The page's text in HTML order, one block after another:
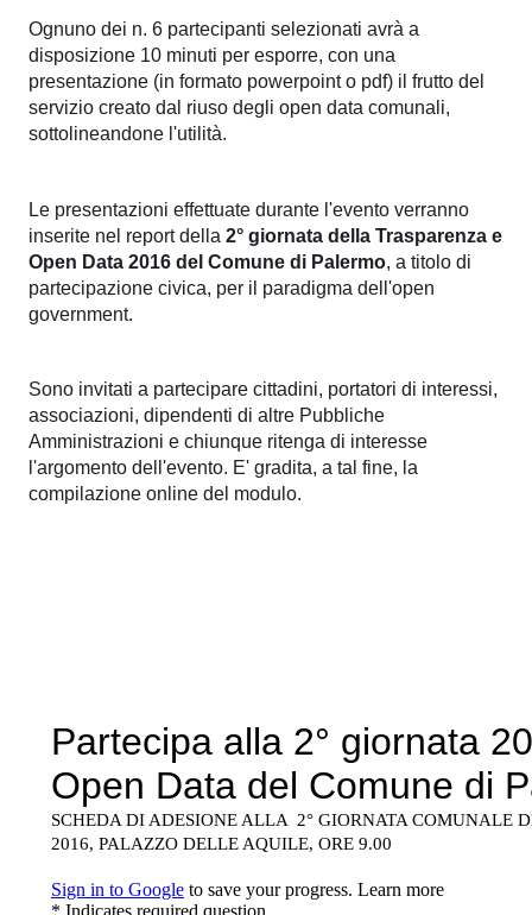
Ognuno dei n. 6 partecipanti selezionati avrà a
disposizione 10 minuti per esporre, con una
presentazione (in formato powerpoint o pdf) il frutto del
servizio creato dal riuso degli open data comunali,
sottolineandone l'utilità.
Le presentazioni effettuate durante l'evento verranno
inserite nel report della 2° giornata della Trasparenza e
Open Data 2016 del Comune di Palermo, a titolo di
partecipazione civica, per il paradigma dell'open
government.
Sono invitati a partecipare cittadini, portatori di interessi,
associazioni, dipendenti di altre Pubbliche
Amministrazioni e chiunque ritenga di interesse
l'argomento dell'evento. E' gradita, a tal fine, la
compilazione online del modulo.